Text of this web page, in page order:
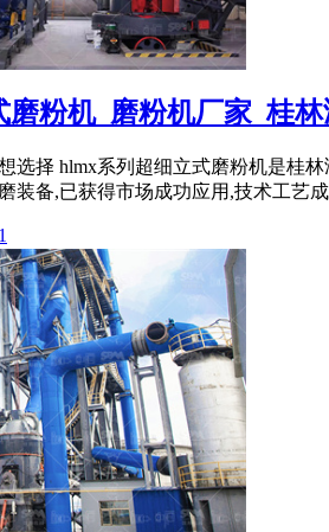
粉机_磨粉机厂家_桂林
选择 hlmx系列超细立式磨粉机是桂
装备,已获得市场成功应用,技术工艺成